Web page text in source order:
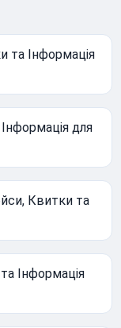
та Інформація
для
Квитки та
Інформація